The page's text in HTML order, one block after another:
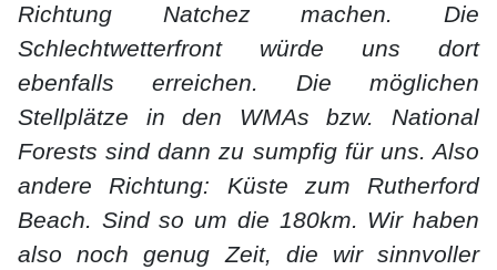
Richtung Natchez machen. Die
Schlechtwetterfront würde uns dort
ebenfalls erreichen. Die möglichen
Stellplätze in den WMAs bzw. National
Forests sind dann zu sumpfig für uns. Also
andere Richtung: Küste zum Rutherford
Beach. Sind so um die 180km. Wir haben
also noch genug Zeit, die wir sinnvoller